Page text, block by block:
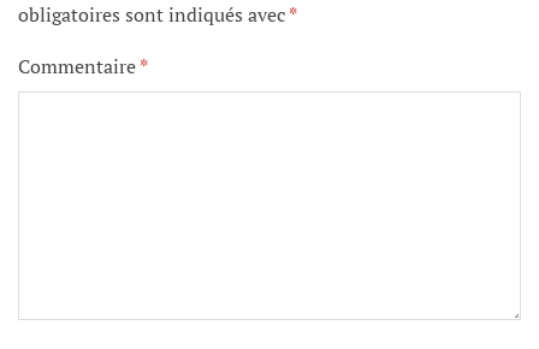
obligatoires sont indiqués avec*
Commentaire*